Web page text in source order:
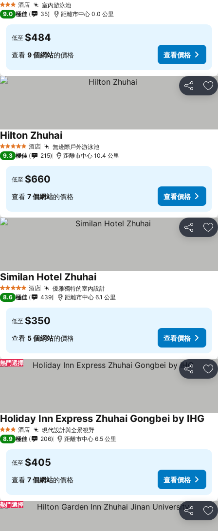
3 星級 酒店 室內游泳池
9.0 極佳 35 距離市中心 0.0 公里
低至 $484
查看 9 個網站的價格 查看價格
分享 放
5 星級 酒店 無邊際戶外游泳池
Hilton Zhuhai
9.3 極佳 215 距離市中心 10.4 公里
低至 $660
查看 7 個網站的價格 查看價格
分享 放
5 星級 酒店 優雅獨特的室內設計
Similan Hotel Zhuhai
8.6 極佳 439 距離市中心 6.1 公里
低至 $350
查看 5 個網站的價格 查看價格
分享 放
熱門選擇
3 星級 酒店 現代設計與全景視野
Holiday Inn Express Zhuhai Gongbei by IHG
8.9 極佳 206 距離市中心 6.5 公里
低至 $405
查看 7 個網站的價格 查看價格
分享 放
熱門選擇